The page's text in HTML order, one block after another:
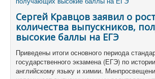
Сергей Кравцов заявил о
количества выпускников,
высокие баллы на ЕГЭ
Приведены итоги основного периода
государственного экзамена (ЕГЭ) по
английскому языку и химии.